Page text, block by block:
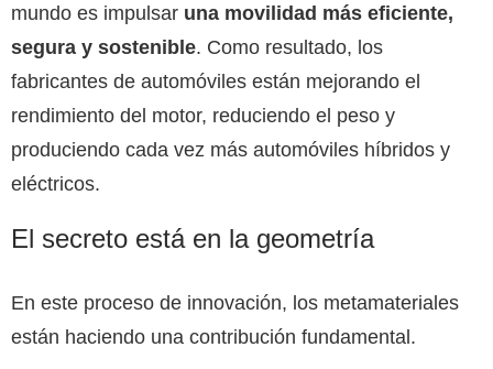
mundo es impulsar una movilidad más eficiente,
segura y sostenible. Como resultado, los
fabricantes de automóviles están mejorando el
rendimiento del motor, reduciendo el peso y
produciendo cada vez más automóviles híbridos y
eléctricos.
El secreto está en la geometría
En este proceso de innovación, los metamateriales
están haciendo una contribución fundamental.